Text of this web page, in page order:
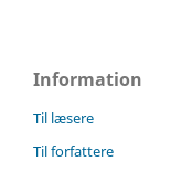
Information
Til læsere
Til forfattere